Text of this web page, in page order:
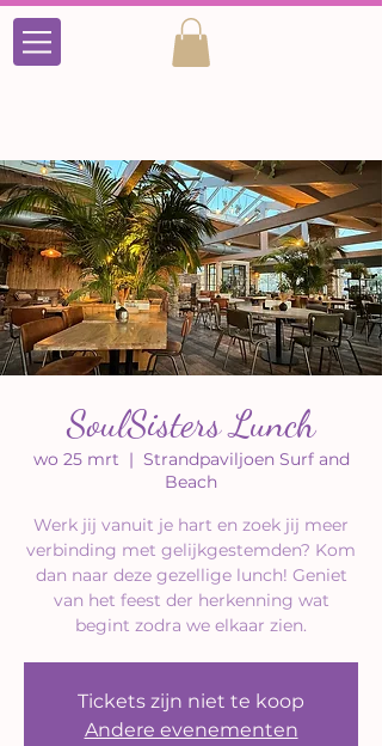
SoulSisters Lunch
wo 25 mrt
  |
Strandpaviljoen Surf and
Beach
Werk jij vanuit je hart en zoek jij meer
verbinding met gelijkgestemden? Kom
dan naar deze gezellige lunch! Geniet
van het feest der herkenning wat
begint zodra we elkaar zien.
Tickets zijn niet te koop
Andere evenementen